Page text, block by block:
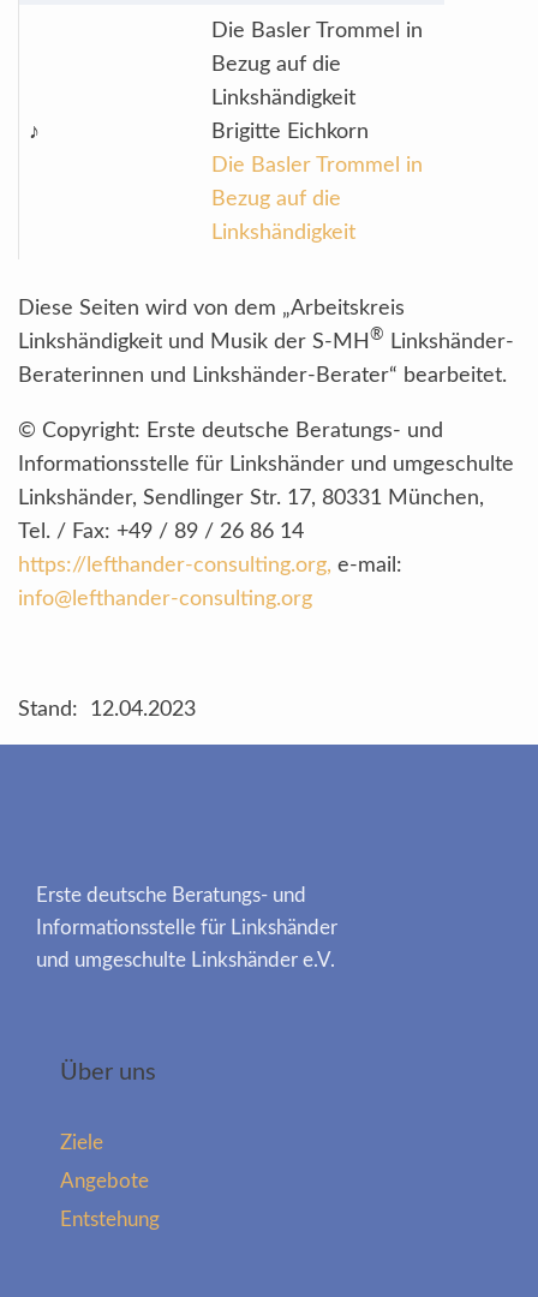
♪
Die Basler Trommel in
Bezug auf die
Linkshändigkeit
Brigitte Eichkorn
Die Basler Trommel in
Bezug auf die
Linkshändigkeit
Diese Seiten wird von dem „Arbeitskreis
Linkshändigkeit und Musik der S-MH ®
Linkshänder-
Beraterinnen und Linkshänder-Berater“ bearbeitet.
© Copyright: Erste deutsche Beratungs- und
Informationsstelle für Linkshänder und umgeschulte
Linkshänder, Sendlinger Str. 17, 80331 München,
Tel. / Fax: +49 / 89 / 26 86 14
https://lefthander-consulting.org, e-mail:
info@lefthander-consulting.org
Stand: 12.04.2023
Erste deutsche Beratungs- und
Informationsstelle für Linkshänder
und umgeschulte Linkshänder e.V.
Über uns
Ziele
Angebote
Entstehung